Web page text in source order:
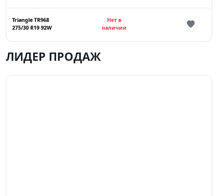
Triangle TR968
275/30 R19 92W
Нет в
наличии
ЛИДЕР ПРОДАЖ